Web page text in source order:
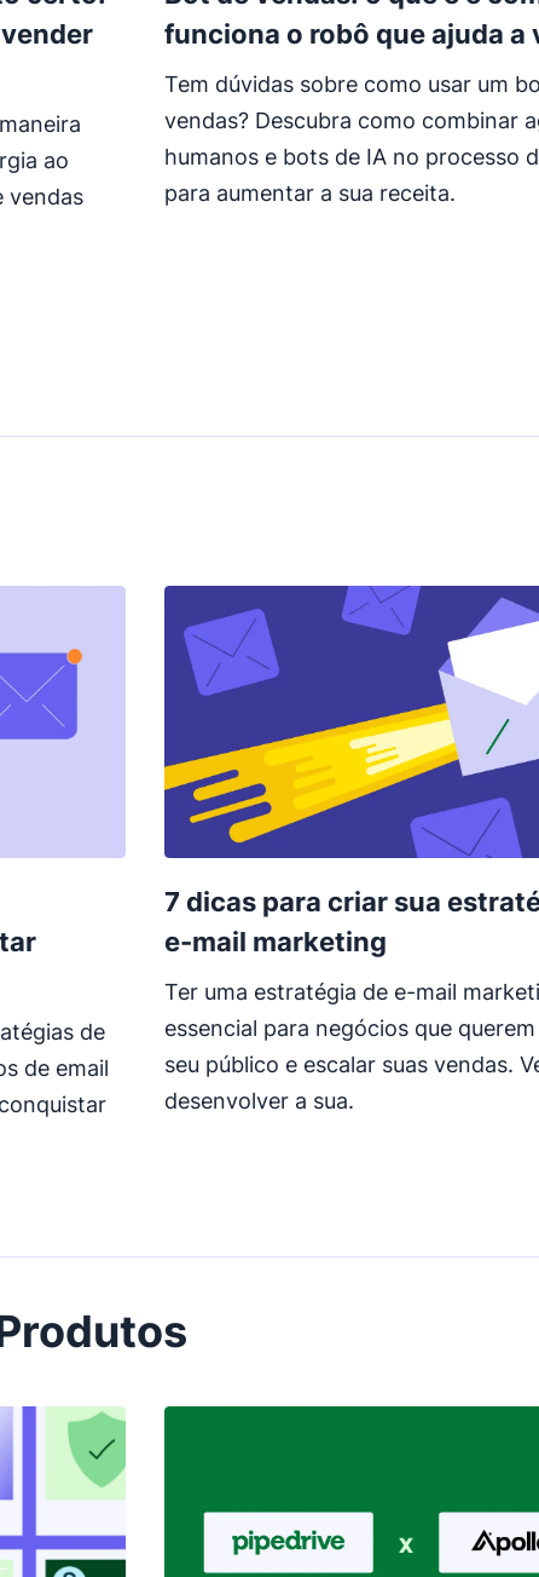
ao
vendas
funciona o robô que ajuda a
Tem dúvidas sobre como usar um
vendas? Descubra como combinar
humanos e bots de IA no processo
para aumentar a sua receita.
de
de email
7 dicas para criar sua
e-mail marketing
Ter uma estratégia de e-mail
essencial para negócios que
seu público e escalar suas vendas.
desenvolver a sua.